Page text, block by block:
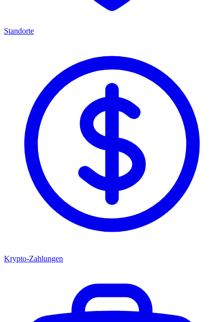
Standorte
Krypto-Zahlungen